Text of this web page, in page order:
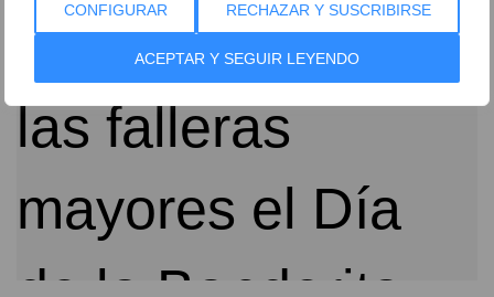
CONFIGURAR RECHAZAR Y SUSCRIBIRSE
ACEPTAR Y SEGUIR LEYENDO